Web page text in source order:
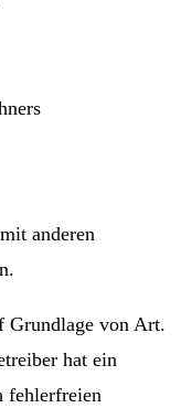
anderen
Grundlage von Art.
hat ein
fehlerfreien